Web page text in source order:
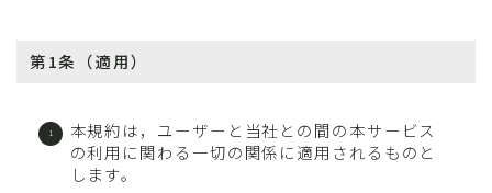
第1条（適用）
本規約は，ユーザーと当社との間の本サービス
の利用に関わる一切の関係に適用されるものと
します。